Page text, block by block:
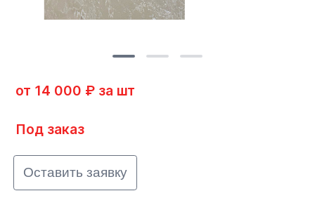
от 14 000 ₽ за шт
Под заказ
Оставить заявку